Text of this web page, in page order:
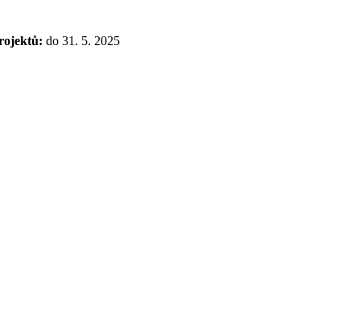
do 31. 5. 2025